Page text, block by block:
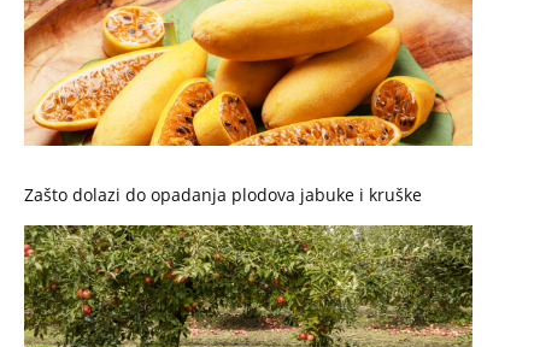
Zašto dolazi do opadanja plodova jabuke i kruške